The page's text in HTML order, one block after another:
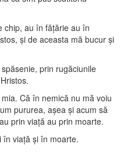
chip, au în făţărie au în
şi de aceasta mă bucur şi
prin rugăciunile
Că în nemică nu mă voiu
pururea, aşea şi acum să
prin viaţă au prin moarte.
în viaţă şi în moarte.